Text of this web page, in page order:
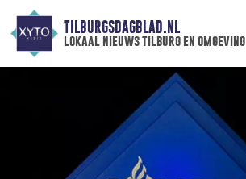
TILBURGSDAGBLAD.NL
lokaal nieuws tilburg en omgeving